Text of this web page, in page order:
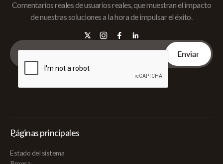
Comentarios reales de usuarios reales, que muestran el impacto
de nuestras soluciones a la hora de impulsar el éxito.
Páginas principales
Estado del sistema